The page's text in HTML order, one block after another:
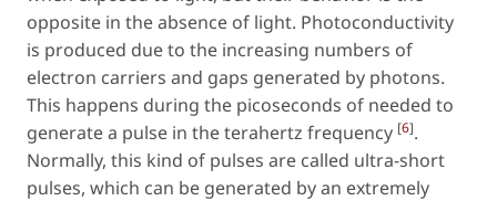
opposite in the absence of light. Photoconductivity
is produced due to the increasing numbers of
electron carriers and gaps generated by photons.
This happens during the picoseconds of needed to
generate a pulse in the terahertz frequency [6].
Normally, this kind of pulses are called ultra-short
pulses, which can be generated by an extremely